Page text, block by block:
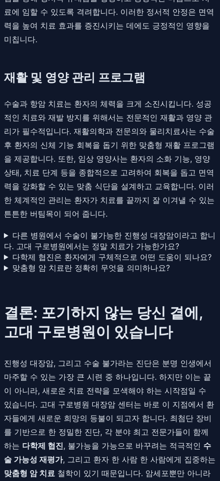
료에 임할 수 있도록 격려합니다. 이러한 정서적 안정은 면역
력을 높여 치료 효과를 증진시키는 데에도 긍정적인 영향을
미칩니다.
재활 및 영양 관리 프로그램
수술과 항암 치료는 환자의 체력을 크게 소진시킵니다. 성공
적인 치료와 재발 방지를 위해서는 전문적인 재활과 영양 관
리가 필수적입니다. 재활의학과 전문의와 물리치료사는 수술
후 환자의 신체 기능 회복을 돕기 위한 맞춤형 재활 프로그램
을 제공합니다. 또한, 임상 영양사는 환자의 소화 기능, 영양
상태, 치료 단계 등을 종합적으로 고려하여 회복을 돕고 면역
력을 강화할 수 있는 맞춤 식단을 설계하고 교육합니다. 이러
한 체계적인 관리는 환자가 치료를 끝까지 잘 이겨낼 수 있는
튼튼한 버팀목이 되어 줍니다.
다른 병원에서 수술이 불가능한 진행성 대장암이라고 합니
다. 고대 구로병원에서는 정말 치료가 가능한가요?
다학제 협진은 환자에게 구체적으로 어떤 도움이 되나요?
맞춤형 암 치료란 정확히 무엇을 의미하나요?
결론: 포기하지 않는 당신 곁에,
고대 구로병원이 있습니다
진행성 대장암, 그리고 수술 불가라는 진단은 분명 인생에서
마주할 수 있는 가장 큰 시련 중 하나입니다. 하지만 이는 끝
이 아니라, 새로운 치료 전략을 모색해야 하는 시작점일 수
있습니다. 고대 구로병원 대장암 센터는 바로 이 지점에서 환
자들에게 새로운 희망의 등불이 되고자 합니다. 최첨단 장비
를 기반으로 한 정밀한 진단, 각 분야 최고 전문가들이 함께
하는 다학제 협진, 불가능을 가능으로 바꾸려는 적극적인 수
술 가능성 재평가, 그리고 환자 한 사람 한 사람에게 집중하는
맞춤형 암 치료 철학이 있기 때문입니다. 암세포뿐만 아니라